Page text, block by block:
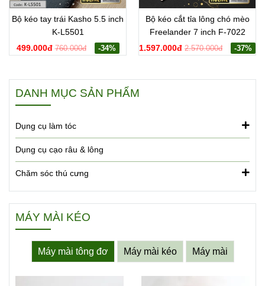
Bộ kéo tay trái Kasho 5.5 inch
K-L5501
499.000đ 760.000đ -34%
Bộ kéo cắt tỉa lông chó mèo
Freelander 7 inch F-7022
1.597.000đ 2.570.000đ -37%
DANH MỤC SẢN PHẨM
Dụng cụ làm tóc
Dụng cụ cạo râu & lông
Chăm sóc thú cưng
MÁY MÀI KÉO
Máy mài tông đơ Máy mài kéo Máy mài